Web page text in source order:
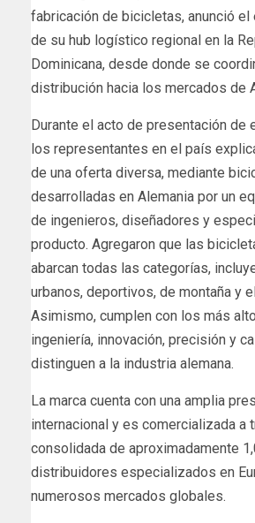
fabricación de bicicletas, anunció
de su hub logístico regional en la
Dominicana, desde donde se
distribución hacia los mercados de
Durante el acto de presentación de
los representantes en el país
de una oferta diversa, mediante
desarrolladas en Alemania por un
de ingenieros, diseñadores y
producto. Agregaron que las
abarcan todas las categorías,
urbanos, deportivos, de montaña y
Asimismo, cumplen con los más
ingeniería, innovación, precisión y
distinguen a la industria alemana.
La marca cuenta con una amplia
internacional y es comercializada a
consolidada de aproximadamente
distribuidores especializados en
numerosos mercados globales.